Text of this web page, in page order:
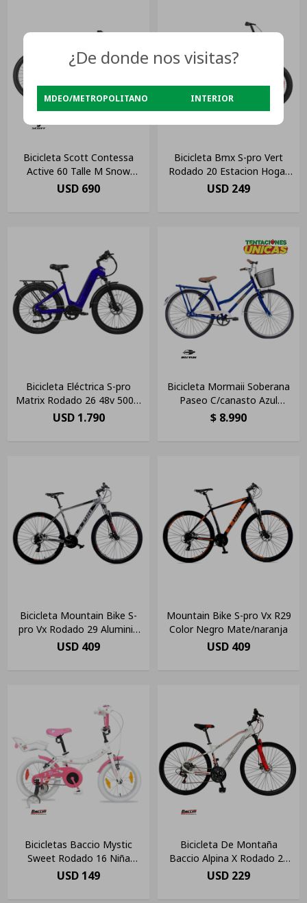
Bicicleta Scott Contessa
Active 60 Talle M Snow
Aluminio Color Blanco
USD 690
Bicicleta Bmx S-pro Vert
Rodado 20 Estacion Hogar
Color Azul/violeta
USD 249
Bicicleta Eléctrica S-pro
Matrix Rodado 26 48v 500w
Azul
USD 1.790
Bicicleta Mormaii Soberana
Paseo C/canasto Azul
Alanya Azul 21 "
$ 8.990
Bicicleta Mountain Bike S-
pro Vx Rodado 29 Aluminio
Suspensión Shimano
USD 409
Mountain Bike S-pro Vx R29
Color Negro Mate/naranja
USD 409
Bicicletas Baccio Mystic
Sweet Rodado 16 Niña
Blanca/ Rosa
USD 149
Bicicleta De Montaña
Baccio Alpina X Rodado 29
Freno Disco
USD 229
¿De donde nos visitas?
MDEO/METROPOLITANO INTERIOR